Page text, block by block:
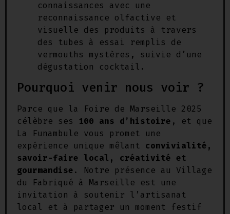
connaissances avec une
reconnaissance olfactive et
visuelle des produits à travers
des tubes à essai remplis de
vermouths mystères, suivie d’une
dégustation cocktail.
Pourquoi venir nous voir ?
Parce que la Foire de Marseille 2025
célèbre ses
100 ans d’histoire , et que
La Funambule vous promet une
expérience unique mêlant convivialité,
savoir-faire local, créativité et
gourmandise . Notre présence au Village
du Fabriqué à Marseille est une
invitation à soutenir l’artisanat
local et à partager un moment festif